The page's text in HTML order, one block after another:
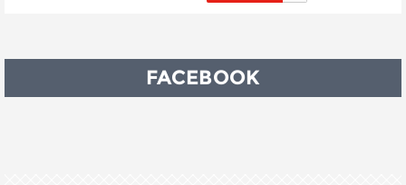
FACEBOOK